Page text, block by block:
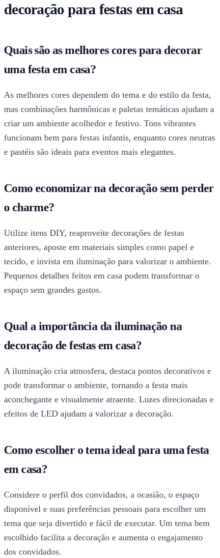
decoração para festas em casa
Quais são as melhores cores para decorar
uma festa em casa?
As melhores cores dependem do tema e do estilo da festa,
mas combinações harmônicas e paletas temáticas ajudam a
criar um ambiente acolhedor e festivo. Tons vibrantes
funcionam bem para festas infantis, enquanto cores neutras
e pastéis são ideais para eventos mais elegantes.
Como economizar na decoração sem perder
o charme?
Utilize itens DIY, reaproveite decorações de festas
anteriores, aposte em materiais simples como papel e
tecido, e invista em iluminação para valorizar o ambiente.
Pequenos detalhes feitos em casa podem transformar o
espaço sem grandes gastos.
Qual a importância da iluminação na
decoração de festas em casa?
A iluminação cria atmosfera, destaca pontos decorativos e
pode transformar o ambiente, tornando a festa mais
aconchegante e visualmente atraente. Luzes direcionadas e
efeitos de LED ajudam a valorizar a decoração.
Como escolher o tema ideal para uma festa
em casa?
Considere o perfil dos convidados, a ocasião, o espaço
disponível e suas preferências pessoais para escolher um
tema que seja divertido e fácil de executar. Um tema bem
escolhido facilita a decoração e aumenta o engajamento
dos convidados.